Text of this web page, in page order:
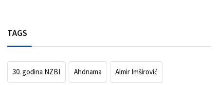
TAGS
30. godina NZBI Ahdnama Almir Imširović